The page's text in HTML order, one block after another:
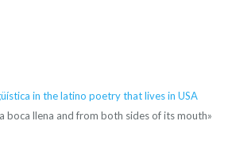
in the latino poetry that lives in USA
boca llena and from both sides of its mouth»